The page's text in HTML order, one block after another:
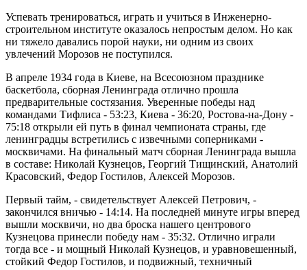
Успевать тренироваться, играть и учиться в Инженерно-
строительном институте оказалось непростым делом. Но как
ни тяжело давались порой науки, ни одним из своих
увлечений Морозов не поступился.
В апреле 1934 года в Киеве, на Всесоюзном празднике
баскетбола, сборная Ленинграда отлично прошла
предварительные состязания. Уверенные победы над
командами Тифлиса - 53:23, Киева - 36:20, Ростова-на-Дону -
75:18 открыли ей путь в финал чемпионата страны, где
ленинградцы встретились с извечными соперниками -
москвичами. На финальный матч сборная Ленинграда вышла
в составе: Николай Кузнецов, Георгий Тищинский, Анатолий
Красовский, Федор Гостилов, Алексей Морозов.
Первый тайм, - свидетельствует Алексей Петрович, -
закончился вничью - 14:14. На последней минуте игры вперед
вышли москвичи, но два броска нашего центрового
Кузнецова принесли победу нам - 35:32. Отлично играли
тогда все - и мощный Николай Кузнецов, и уравновешенный,
стойкий Федор Гостилов, и подвижный, техничный